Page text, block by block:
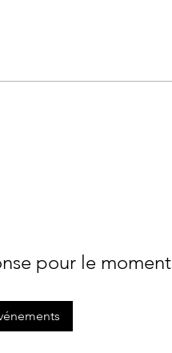
pour le moment